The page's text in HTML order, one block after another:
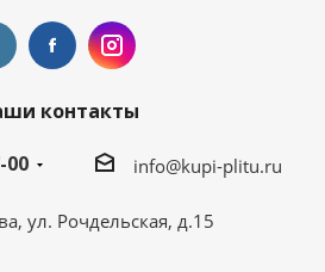
контакты
00
info@kupi-plitu.ru
ул. Рочдельская, д.15